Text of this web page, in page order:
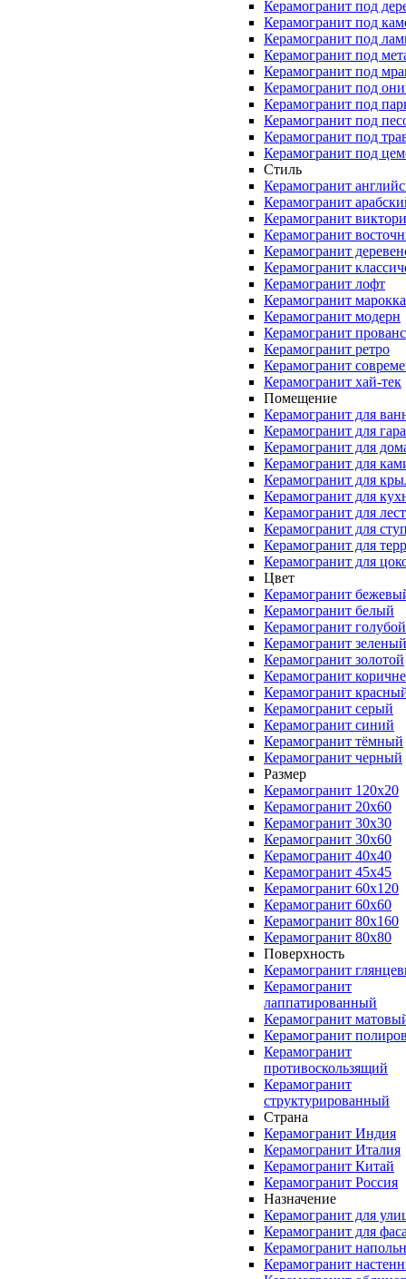
Керамогранит под
Керамогранит под
Керамогранит под
Керамогранит под
Керамогранит под
Керамогранит под
Керамогранит под
Керамогранит под
Керамогранит под
Керамогранит под
Стиль
Керамогранит
Керамогранит
Керамогранит
Керамогранит
Керамогранит
Керамогранит
Керамогранит лофт
Керамогранит
Керамогранит модерн
Керамогранит прованс
Керамогранит ретро
Керамогранит
Керамогранит хай-тек
Помещение
Керамогранит для
Керамогранит для
Керамогранит для
Керамогранит для
Керамогранит для
Керамогранит для
Керамогранит для
Керамогранит для
Керамогранит для
Керамогранит для
Цвет
Керамогранит
Керамогранит белый
Керамогранит голубой
Керамогранит зеленый
Керамогранит золотой
Керамогранит
Керамогранит
Керамогранит серый
Керамогранит синий
Керамогранит тёмный
Керамогранит черный
Размер
Керамогранит 120x20
Керамогранит 20x60
Керамогранит 30x30
Керамогранит 30x60
Керамогранит 40x40
Керамогранит 45x45
Керамогранит 60x120
Керамогранит 60x60
Керамогранит 80x160
Керамогранит 80x80
Поверхность
Керамогранит
Керамогранит
лаппатированный
Керамогранит
Керамогранит
Керамогранит
противоскользящий
Керамогранит
структурированный
Страна
Керамогранит Индия
Керамогранит Италия
Керамогранит Китай
Керамогранит Россия
Назначение
Керамогранит для
Керамогранит для
Керамогранит
Керамогранит